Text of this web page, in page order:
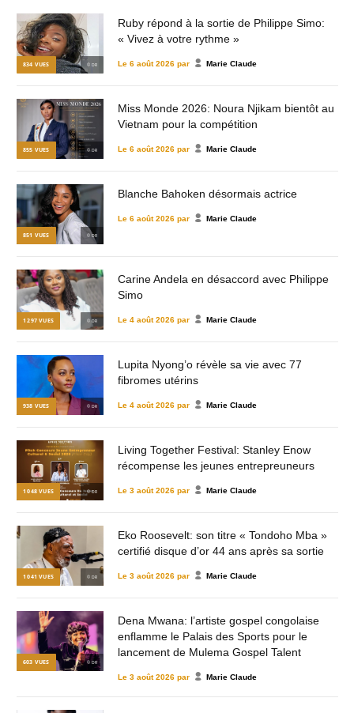
834 VUES © DR
Ruby répond à la sortie de Philippe Simo:
« Vivez à votre rythme »
Le 6 août 2026 par Marie Claude
855 VUES © DR
Miss Monde 2026: Noura Njikam bientôt au
Vietnam pour la compétition
Le 6 août 2026 par Marie Claude
851 VUES © DR
Blanche Bahoken désormais actrice
Le 6 août 2026 par Marie Claude
1 297 VUES © DR
Carine Andela en désaccord avec Philippe
Simo
Le 4 août 2026 par Marie Claude
938 VUES © DR
Lupita Nyong’o révèle sa vie avec 77
fibromes utérins
Le 4 août 2026 par Marie Claude
1 048 VUES © DR
Living Together Festival: Stanley Enow
récompense les jeunes entrepreuneurs
Le 3 août 2026 par Marie Claude
1 041 VUES © DR
Eko Roosevelt: son titre « Tondoho Mba »
certifié disque d’or 44 ans après sa sortie
Le 3 août 2026 par Marie Claude
603 VUES © DR
Dena Mwana: l’artiste gospel congolaise
enflamme le Palais des Sports pour le
lancement de Mulema Gospel Talent
Le 3 août 2026 par Marie Claude